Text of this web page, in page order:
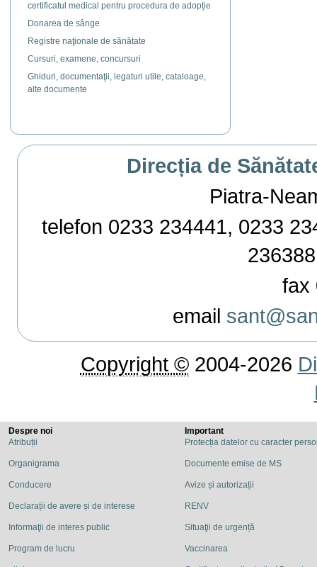
certificatul medical pentru procedura de adopție
Donarea de sânge
Registre naţionale de sănătate
Cursuri, examene, concursuri
Ghiduri, documentaţii, legaturi utile, cataloage,
alte documente
Direcția de
Piatra-
telefon 0233 234441, 0233
fax
email
Copyright ©2004-2026
Despre noi
Atribuții
Organigrama
Conducere
Declarații de avere și de interese
Informaţii de interes public
Program de lucru
Important
Protecția datelor cu caracter
Documente emise de MS
Avize și autorizații
RENV
Situaţii de urgență
Vaccinarea